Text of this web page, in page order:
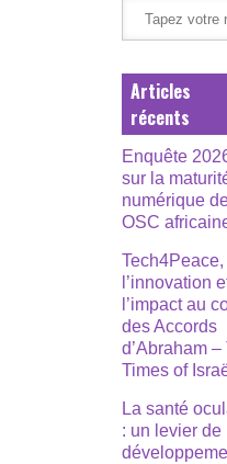
Articles
récents
Enquête
sur la
numérique
OSC
Tech4Peace,
l’innovation
l’impact au
des Accords
d’Abraham –
Times of
La santé
: un levier de